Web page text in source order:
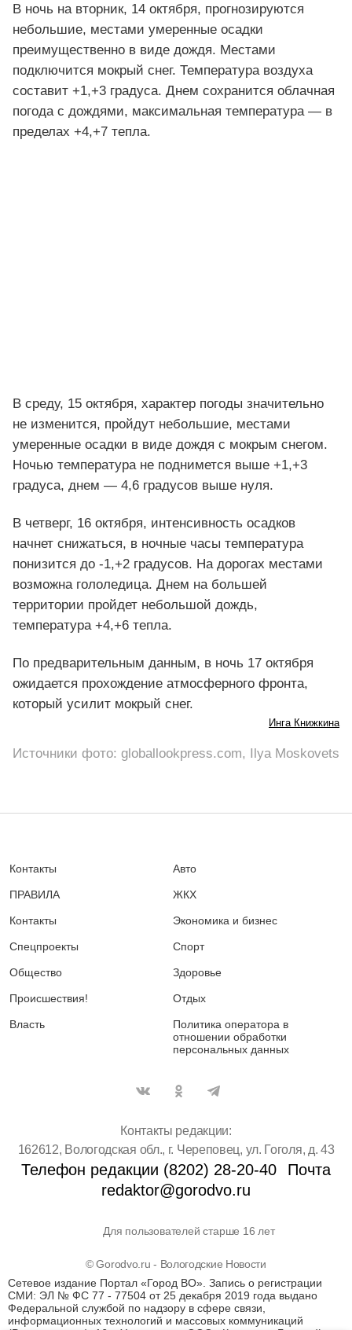
В ночь на вторник, 14 октября, прогнозируются
небольшие, местами умеренные осадки
преимущественно в виде дождя. Местами
подключится мокрый снег. Температура воздуха
составит +1,+3 градуса. Днем сохранится облачная
погода с дождями, максимальная температура — в
пределах +4,+7 тепла.
В среду, 15 октября, характер погоды значительно
не изменится, пройдут небольшие, местами
умеренные осадки в виде дождя с мокрым снегом.
Ночью температура не поднимется выше +1,+3
градуса, днем — 4,6 градусов выше нуля.
В четверг, 16 октября, интенсивность осадков
начнет снижаться, в ночные часы температура
понизится до -1,+2 градусов. На дорогах местами
возможна гололедица. Днем на большей
территории пройдет небольшой дождь,
температура +4,+6 тепла.
По предварительным данным, в ночь 17 октября
ожидается прохождение атмосферного фронта,
который усилит мокрый снег.
Инга Книжкина
Источники фото: globallookpress.com, Ilya Moskovets
Контакты
ПРАВИЛА
Контакты
Спецпроекты
Общество
Происшествия!
Власть
Авто
ЖКХ
Экономика и бизнес
Спорт
Здоровье
Отдых
Политика оператора в
отношении обработки
персональных данных
Контакты редакции:
162612, Вологодская обл., г. Череповец, ул. Гоголя, д. 43
Телефон редакции (8202) 28-20-40
Почта
redaktor@gorodvo.ru
Для пользователей старше 16 лет
© Gorodvo.ru - Вологодские Новости
Сетевое издание Портал «Город ВО». Запись о регистрации
СМИ: ЭЛ № ФС 77 - 77504 от 25 декабря 2019 года выдано
Федеральной службой по надзору в сфере связи,
информационных технологий и массовых коммуникаций